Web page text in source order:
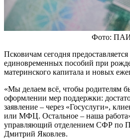
Фото:
Псковичам сегодня
единовременных пособий при
материнского капитала и новых
«Мы делаем всё, чтобы родителям
оформлении мер поддержки:
заявление – через «Госуслуги»,
или МФЦ. Остальное – наша
управляющий отделением СФР по
Дмитрий Яковлев.